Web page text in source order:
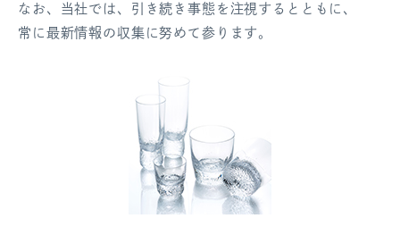
なお、当社では、引き続き事態を注視するとともに、
常に最新情報の収集に努めて参ります。